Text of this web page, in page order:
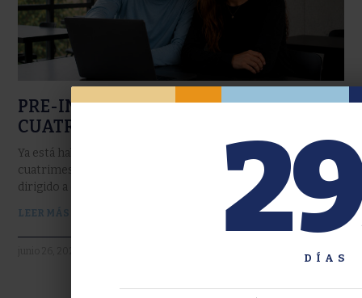
PRE-INGRESO A LA UBA: SEGUNDO
CUATRIMESTRE
Ya está habilitado el Pre-ingreso a la UBA para cursar el 2do
cuatrimestre
dirigido a quienes nunca se inscribieron a la UBA.
LEER MÁS »
DÍAS